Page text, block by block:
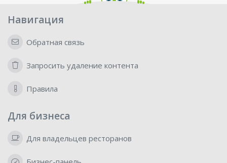
Навигация
Обратная связь
Запросить удаление контента
Правила
Для бизнеса
Для владельцев ресторанов